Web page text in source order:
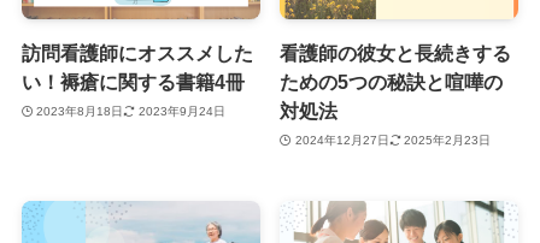
訪問看護師にオススメした
い！褥瘡に関する書籍4冊
2023年8月18日 2023年9月24日
看護師の彼女と長続きする
ための5つの秘訣と喧嘩の
対処法
2024年12月27日 2025年2月23日